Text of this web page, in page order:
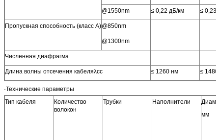
@1550nm ≤ 0,22 дБ/км ≤ 0,23
Пропускная способность (класс А)@850nm
@1300nm
Численная диафрагма
Длина волны отсечения кабеляλcc ≤ 1260 нм ≤ 1480
·Технические параметры
Тип кабеля
Количество
волокон
Трубки Наполнители
мм